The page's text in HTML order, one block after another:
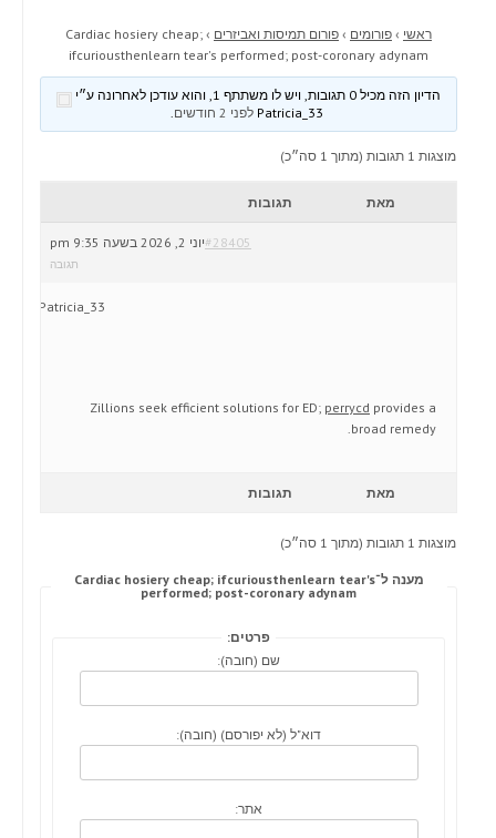
ראשי › פורומים › פורום תמיסות ואביזרים ›
Cardiac hosiery cheap;
ifcuriousthenlearn tear's performed; post-coronary adynam
הדיון הזה מכיל 0 תגובות, ויש לו משתתף 1, והוא עודכן לאחרונה ע״י
לפני 2 חודשים .
מוצגות 1 תגובות (מתוך 1 סה״כ)
מאת תגובות
יוני 2, 2026 בשעה 9:35 pm#28405
תגובה
Patricia_33
Zillions seek efficient solutions for ED; perrycd provides a
broad remedy.
מאת תגובות
מוצגות 1 תגובות (מתוך 1 סה״כ)
מענה ל־Cardiac hosiery cheap; ifcuriousthenlearn tear's
performed; post-coronary adynam
פרטים:
שם (חובה):
דוא"ל (לא יפורסם) (חובה):
אתר: